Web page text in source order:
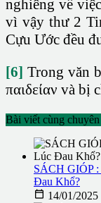
nghiêng về
vì vậy thư 2
Cựu Ước đều
[6] Trong văn
παιδείαν và
Bài viết cùng
SÁCH GIÓP
Đau Khổ?
 14/01/2025